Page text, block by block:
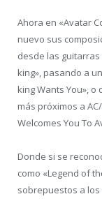
Ahora en «Avatar
nuevo sus
desde las
king», pasando a
king Wants You»,
más próximos a
Welcomes You To
Donde si se
como «Legend of
sobrepuestos a